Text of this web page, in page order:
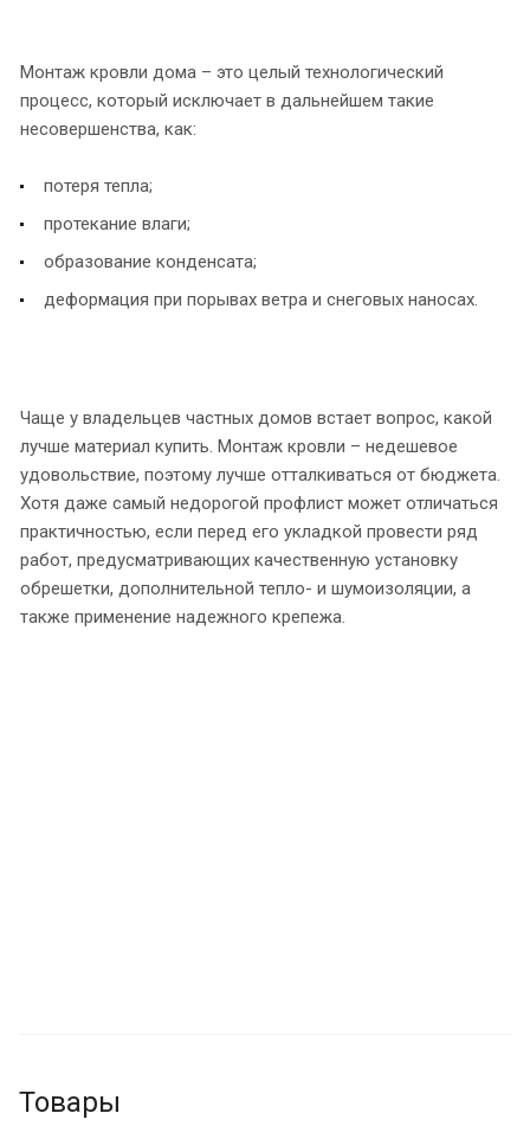
Монтаж кровли дома – это целый технологический
процесс, который исключает в дальнейшем такие
несовершенства, как:
потеря тепла;
протекание влаги;
образование конденсата;
деформация при порывах ветра и снеговых наносах.
Чаще у владельцев частных домов встает вопрос, какой
лучше материал купить. Монтаж кровли – недешевое
удовольствие, поэтому лучше отталкиваться от бюджета.
Хотя даже самый недорогой профлист может отличаться
практичностью, если перед его укладкой провести ряд
работ, предусматривающих качественную установку
обрешетки, дополнительной тепло- и шумоизоляции, а
также применение надежного крепежа.
Товары